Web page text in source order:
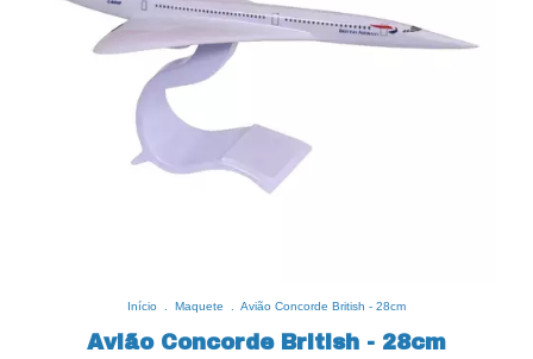
Início Maquete Avião Concorde British - 28cm
Avião Concorde British - 28cm